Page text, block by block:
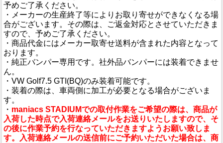
予めご了承ください。
・メーカーの生産終了等によりお取り寄せができなくなる場
合がございます。その際は、ご返金対応とさせていただきま
すので、予めご了承ください。
・商品代金にはメーカー取寄せ送料が含まれた内容となって
おります。
・純正バンパー専用です。社外品バンパーには装着できませ
ん。
・VW Golf7.5 GTI(BQ)のみ装着可能です。
・装着の際は、車両側に加工が必要となる場合がございま
す。
・ maniacs STADIUMでの取付作業をご希望の際は、商品が
入荷した時点で入荷連絡メールをお送りいたしますので、そ
の後に作業予約を行なっていただきますようお願い致しま
す。入荷連絡メールの送信前にご予約いただいた場合は、商